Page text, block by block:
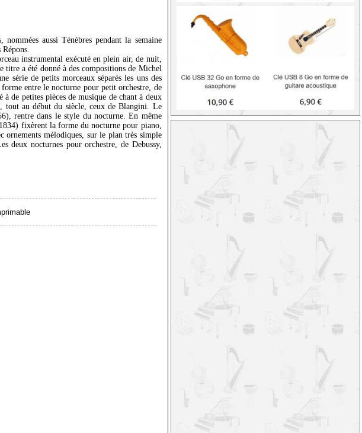
aussi Ténèbres pendant la semaine
instrumental exécuté en plein air, de nuit,
titre a été donné à des compositions de Michel
série de petits morceaux séparés les uns des
entre le nocturne pour petit orchestre, de
de petites pièces de musique de chant à deux
tout au début du siècle, ceux de Blangini. Le
rentre dans le style du nocturne. En même
fixèrent la forme du nocturne pour piano,
ornements mélodiques, sur le plan très simple
deux nocturnes pour orchestre, de Debussy,